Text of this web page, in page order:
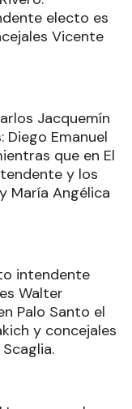
electo es
Vicente
Jacquemín
Emanuel
que en El
y los
María Angélica
intendente
Walter
Palo Santo el
y concejales